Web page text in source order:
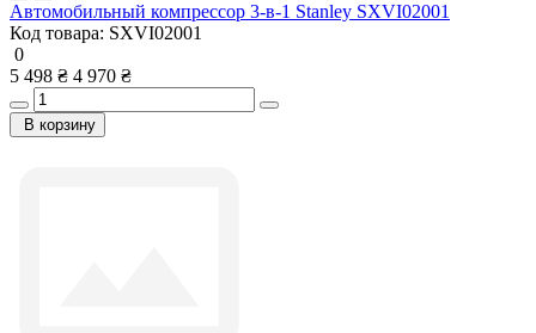
Автомобильный компрессор 3-в-1 Stanley SXVI02001
Код товара: SXVI02001
0
5 498 ₴ 4 970 ₴
В корзину